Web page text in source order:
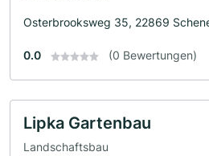
Osterbrooksweg 35, 22869
0.0 (0 Bewertungen)
Lipka Gartenbau
Landschaftsbau